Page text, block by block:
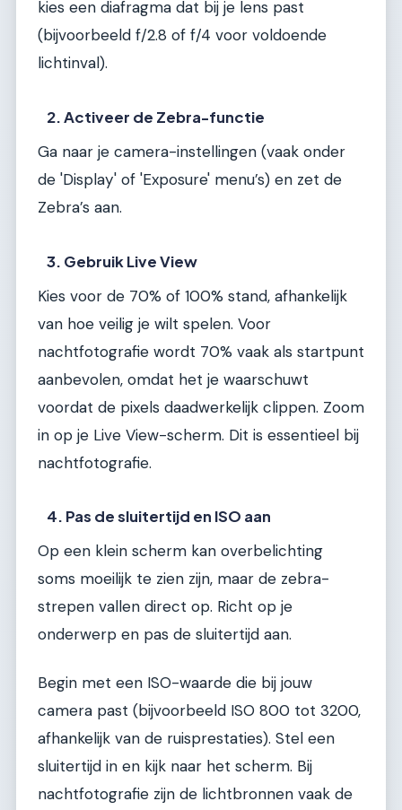
kies een diafragma dat bij je lens past
(bijvoorbeeld f/2.8 of f/4 voor voldoende
lichtinval).
2. Activeer de Zebra-functie
Ga naar je camera-instellingen (vaak onder
de 'Display' of 'Exposure' menu’s) en zet de
Zebra’s aan.
3. Gebruik Live View
Kies voor de 70% of 100% stand, afhankelijk
van hoe veilig je wilt spelen. Voor
nachtfotografie wordt 70% vaak als startpunt
aanbevolen, omdat het je waarschuwt
voordat de pixels daadwerkelijk clippen. Zoom
in op je Live View-scherm. Dit is essentieel bij
nachtfotografie.
4. Pas de sluitertijd en ISO aan
Op een klein scherm kan overbelichting
soms moeilijk te zien zijn, maar de zebra-
strepen vallen direct op. Richt op je
onderwerp en pas de sluitertijd aan.
Begin met een ISO-waarde die bij jouw
camera past (bijvoorbeeld ISO 800 tot 3200,
afhankelijk van de ruisprestaties). Stel een
sluitertijd in en kijk naar het scherm. Bij
nachtfotografie zijn de lichtbronnen vaak de